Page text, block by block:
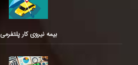
بیمه نیروی کار پلتفرمی